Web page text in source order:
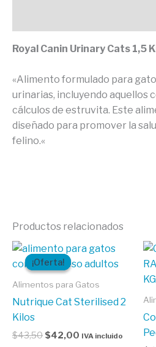
Royal Canin Urinary Cats 1,5
«Alimento formulado para
urinarias, incluyendo aquellos
cálculos de estruvita. Este
diseñado para promover la
felino.«
Productos relacionados
¡Oferta!
¡Oferta!
Alimentos para Gatos
Nutrique Cat Sterilised 2
Kilos
$43,50
El
precio
original
$43,50.
$42,00
El
precio
actual
es:
$42,00.
IVA incluido